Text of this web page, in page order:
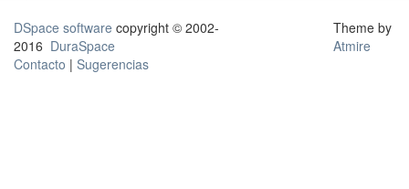
DSpace software copyright © 2002-
2016 DuraSpace
Contacto | Sugerencias
Theme by
Atmire